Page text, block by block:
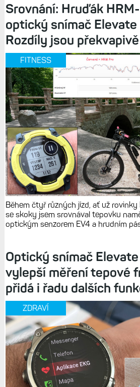
Srovnání: Hruďák
optický snímač Elevate
Rozdíly jsou
FITNESS
Během čtyř různých jízd, ať už
se skoky jsem srovnával tepovku
optickým senzorem EV4 a hrudním
Optický snímač
vylepší měření tepové
přidá i řadu dalších
ZDRAVÍ